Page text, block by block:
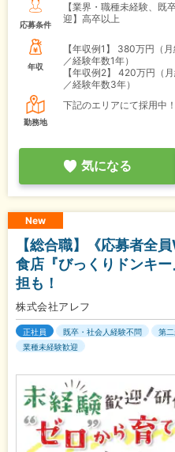
応募条件
【業界・職種未経験、
迎】高卒以上
年収
【年収例1】
380万円（
／経験年数1年）
【年収例2】
420万円（
／経験年数3年）
勤務地
下記のエリアにて採用
気になる
New
【総合職】《応募者全
食店『びっくりドンキ
担も！
株式会社アレフ
正社員 既卒・社会人経験不問 第
業種未経験歓迎